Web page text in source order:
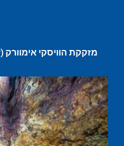
מזקקת הוויסקי אימוורק (Eimverk Distillery)